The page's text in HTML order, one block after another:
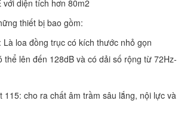
với diện tích hơn 80m2
thiết bị bao gồm:
Là loa đồng trục có kích thước nhỏ gọn
thể lên đến 128dB và có dải số rộng từ 72Hz-
115: cho ra chất âm trầm sâu lắng, nội lực và